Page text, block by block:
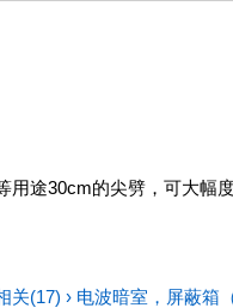
途30cm的尖劈，可大幅
关(17) › 电波暗室，屏蔽箱